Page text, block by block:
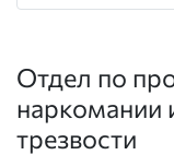
Отдел по
наркомании
трезвости